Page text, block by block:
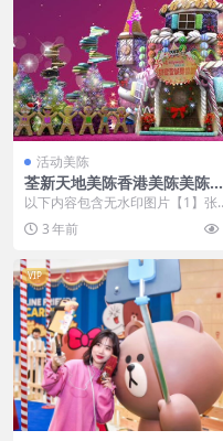
活动美陈
荃新天地美陈香港美陈美陈网
(47)
以下内容包含无水印图片【1】张
，开通会员无障碍浏览 开通VIP会
员 3 年前
VIP